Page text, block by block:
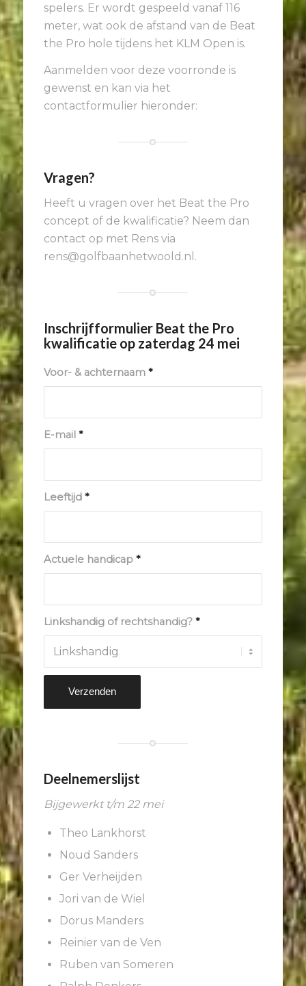
spelers. Er wordt gespeeld vanaf 116
meter, wat ook de afstand van de Beat
the Pro hole tijdens het KLM Open is.
Aanmelden voor deze voorronde is
gewenst en kan via het
contactformulier hieronder:
Vragen?
Heeft u vragen over het Beat the Pro
concept of de kwalificatie? Neem dan
contact op met Rens via
rens@golfbaanhetwoold.nl.
Inschrijfformulier Beat the Pro
kwalificatie op zaterdag 24 mei
Voor- & achternaam *
E-mail *
Leeftijd *
Actuele handicap *
Linkshandig of rechtshandig? *
Deelnemerslijst
Bijgewerkt t/m 22 mei
Theo Lankhorst
Noud Sanders
Ger Verheijden
Jori van de Wiel
Dorus Manders
Reinier van de Ven
Ruben van Someren